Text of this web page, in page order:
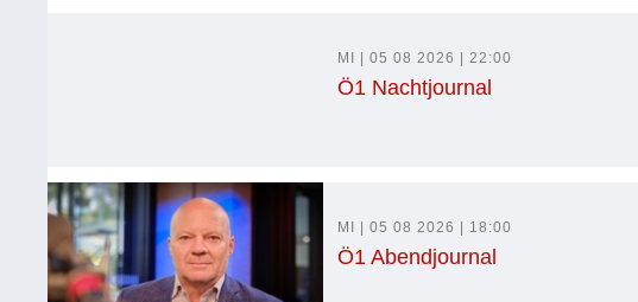
MI | 05 08 2026 | 22:00
Ö1 Nachtjournal
MI | 05 08 2026 | 18:00
Ö1 Abendjournal